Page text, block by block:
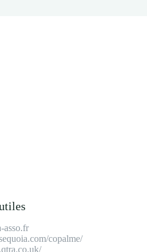
asso.fr
copalme/